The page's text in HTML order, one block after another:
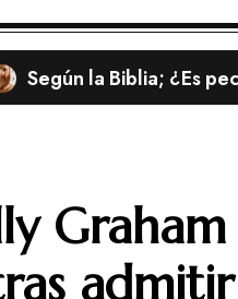
Según la Biblia; ¿Es